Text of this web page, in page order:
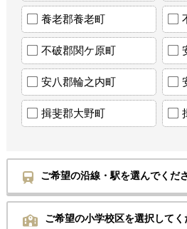
養老郡養老町
不破郡関ケ原町
安八郡輪之内町
揖斐郡大野町
ご希望の沿線・駅を選んでくだ
ご希望の小学校区を選択してく